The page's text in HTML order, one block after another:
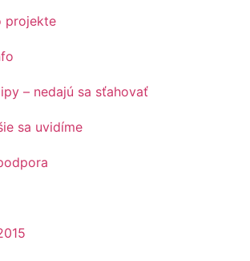
projekte
– nedajú sa sťahovať
sa uvidíme